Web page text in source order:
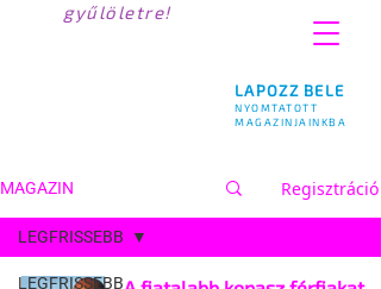
LAPOZZ BELE
NYOMTATOTT
MAGAZINJAINKBA
gyűlöletre!
MAGAZIN Regisztráció
LEGFRISSEBB
LEGFRISSEBB